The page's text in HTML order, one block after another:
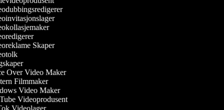
Skaper
Over Video Maker
Filmmaker
Video Maker
Videoprodusent
Videolager